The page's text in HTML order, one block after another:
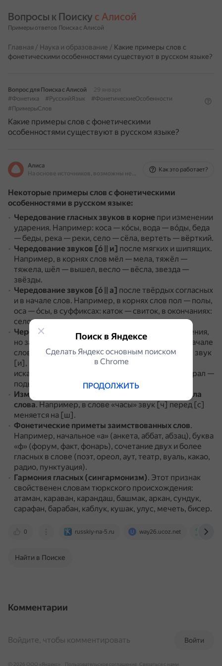
Вопросы к Поиску с Алисой
Примеры ответов Поиска с Алисой
Главная / Наука и образование / Какие примеры слов с
фонетическими особенностями существуют в русском языке?
Вопрос для Поиска с Алисой
29 января
#Фонетика
#РусскийЯзык
#ФонетическиеОсобенности
#ПримерыСлов
Какие примеры слов с фонетическими
особенностями существуют в русском языке?
Алиса
На основе источников, возможны неточности
Как это работает?
Некоторые примеры слов с фонетическими
особенностями в русском языке:
Чередование гласных звуков в корне при изменении
ударения. Например: коса — кóсы, вода — вóды, беда
— беды, река — реки, село — сёла, вертеть — вёрткий.
Чередование звуков [ó || и] после мягких и шипящих.
Например, в корнях слов мёл — мела, тяжёл —
тяжела, шёл — вышел, весло — вёсла, звезда —
звёзды.
Чередование звуков [ó || а] после твёрдых согласных
и в начале слов. Например, в корнях слов пол — полы,
оса — óсы, в суффиксах: каток — свиток, в окончаниях:
село — сито.
Чередование звуков [и || ы]
не зависит от ударения,
но зависит от предшествующего согласного: в начале
слов, а также после мягких согласных выступает звук
[и], в других случаях — [ы].Например, в корне:
искать — розыск, история — предыстория, интеграл —
подынтегральный.
Изменение звуков в позиции окончания и начала
слова. Например, в слове «часы» звук [ч] перед [с]
меняется на [ш].
Фонетические приметы заимствованных слов.
Например, начальное «а» (анкета, аббат, абзац), буква
«ф» (форум, факт, фонарь), сочетание двух и более
гласных в слове (поэт, ореол, аут, театр, вуаль, какао,
радио, пунктуация).
Гармония гласных (сингармонизм). Этот признак
свойственен словам тюркского происхождения:
атаман, караван, карандаш, башмак, аркан, сундук,
сарафан, барабан, каблук, кушак, улус, мечеть, бисер.
0 russkiy-na-5.ru way26.ucoz.net
Найти в Поиске
Комментарии
Войти
Войдите, чтобы комментировать
© 2026 ООО «Яндекс» Пользовательское соглашение Связаться с нами
Поиск в Яндексе
Сделать Яндекс основным поиском
в Сhrome
ПРОДОЛЖИТЬ